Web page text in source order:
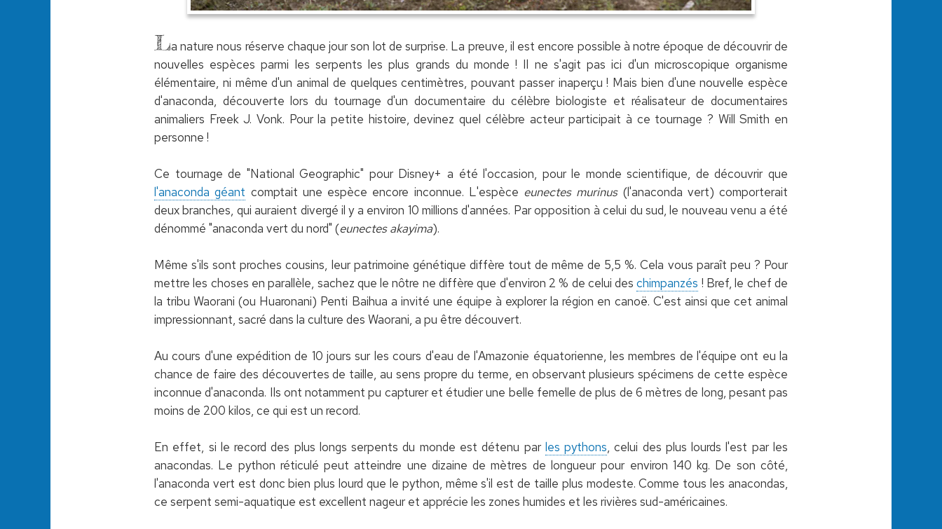
La nature nous réserve chaque jour son lot de surprise. La preuve, il est encore possible à notre époque de découvrir de
nouvelles espèces parmi les serpents les plus grands du monde ! Il ne s'agit pas ici d'un microscopique organisme
élémentaire, ni même d'un animal de quelques centimètres, pouvant passer inaperçu ! Mais bien d'une nouvelle espèce
d'anaconda, découverte lors du tournage d'un documentaire du célèbre biologiste et réalisateur de documentaires
animaliers Freek J. Vonk. Pour la petite histoire, devinez quel célèbre acteur participait à ce tournage ? Will Smith en
personne !
Ce tournage de "National Geographic" pour Disney+ a été l'occasion, pour le monde scientifique, de découvrir que
l'anaconda géant comptait une espèce encore inconnue. L'espèce eunectes murinus(l'anaconda vert) comporterait
deux branches, qui auraient divergé il y a environ 10 millions d'années. Par opposition à celui du sud, le nouveau venu a été
dénommé "anaconda vert du nord" (eunectes akayima).
Même s'ils sont proches cousins, leur patrimoine génétique diffère tout de même de 5,5 %. Cela vous paraît peu ? Pour
mettre les choses en parallèle, sachez que le nôtre ne diffère que d'environ 2 % de celui deschimpanzés ! Bref, le chef de
la tribu Waorani (ou Huaronani) Penti Baihua a invité une équipe à explorer la région en canoë. C'est ainsi que cet animal
impressionnant, sacré dans la culture des Waorani, a pu être découvert.
Au cours d'une expédition de 10 jours sur les cours d'eau de l'Amazonie équatorienne, les membres de l'équipe ont eu la
chance de faire des découvertes de taille, au sens propre du terme, en observant plusieurs spécimens de cette espèce
inconnue d'anaconda. Ils ont notamment pu capturer et étudier une belle femelle de plus de 6 mètres de long, pesant pas
moins de 200 kilos, ce qui est un record.
En effet, si le record des plus longs serpents du monde est détenu par les pythons, celui des plus lourds l'est par les
anacondas. Le python réticulé peut atteindre une dizaine de mètres de longueur pour environ 140 kg. De son côté,
l'anaconda vert est donc bien plus lourd que le python, même s'il est de taille plus modeste. Comme tous les anacondas,
ce serpent semi-aquatique est excellent nageur et apprécie les zones humides et les rivières sud-américaines.